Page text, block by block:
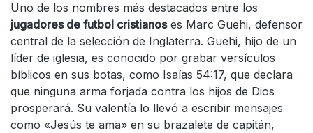
Uno de los nombres más destacados entre los
jugadores de futbol cristianoses Marc Guehi, defensor
central de la selección de Inglaterra. Guehi, hijo de un
líder de iglesia, es conocido por grabar versículos
bíblicos en sus botas, como Isaías 54:17, que declara
que ninguna arma forjada contra los hijos de Dios
prosperará. Su valentía lo llevó a escribir mensajes
como «Jesús te ama» en su brazalete de capitán,